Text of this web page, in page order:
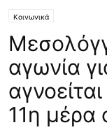
Κοινωνικά
αγωνία
11η μέρα